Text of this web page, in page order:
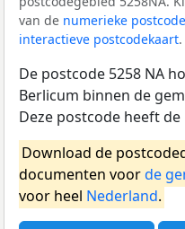
van de numerieke
interactieve postcodekaart.
De postcode 5258 NA
Berlicum binnen de
Deze postcode heeft
Download de
documenten voorde
voor heel Nederland.